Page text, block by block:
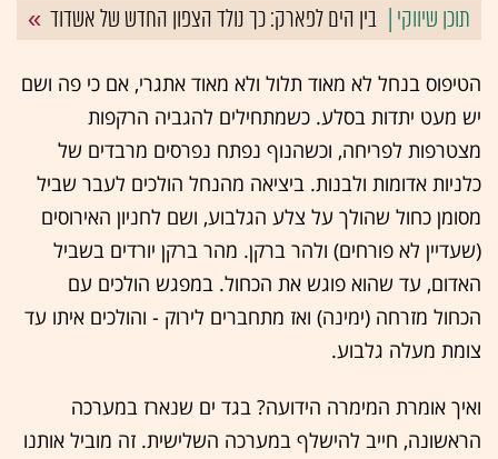
בין הים לפארק: כך נולד הצפון החדש של אשדוד
הטיפוס בנחל לא מאוד תלול ולא מאוד אתגרי, אם כי פה ושם
יש מעט יתדות בסלע. כשמתחילים להגביה הרקפות
מצטרפות לפריחה, וכשהנוף נפתח נפרסים מרבדים של
כלניות אדומות ולבנות. ביציאה מהנחל הולכים לעבר שביל
מסומן כחול שהולך על צלע הגלבוע, ושם לחניון האירוסים
(שעדיין לא פורחים) ולהר ברקן. מהר ברקן יורדים בשביל
האדום, עד שהוא פוגש את הכחול. במפגש הולכים עם
הכחול מזרחה (ימינה) ואז מתחברים לירוק - והולכים איתו עד
צומת מעלה גלבוע.
ואיך אומרת המימרה הידועה? בגד ים שנארז במערכה
הראשונה, חייב להישלף במערכה השלישית. זה מוביל אותנו